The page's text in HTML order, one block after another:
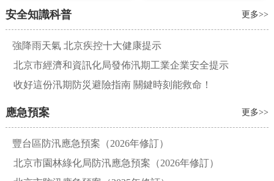
安全知識科普 更多>>
強降雨天氣 北京疾控十大健康提示
北京市經濟和資訊化局發佈汛期工業企業安全提示
收好這份汛期防災避險指南 關鍵時刻能救命！
應急預案 更多>>
豐台區防汛應急預案（2026年修訂）
北京市園林綠化局防汛應急預案（2026年修訂）